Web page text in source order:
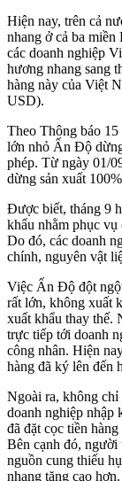
Hiện nay, trên cả
nhang ở cả ba
các doanh nghiệp
hương nhang sang
hàng này của Việt
USD).
Theo Thông báo
lớn nhỏ Ấn Độ
phép. Từ ngày 01/
dừng sản xuất
Được biết, tháng 9
khẩu nhằm phục
Do đó, các doanh
chính, nguyên vật
Việc Ấn Độ đột
rất lớn, không xuất
xuất khẩu thay thế.
trực tiếp tới doanh
công nhân. Hiện
hàng đã ký lên đến
Ngoài ra, không chỉ
doanh nghiệp nhập
đã đặt cọc tiền
Bên cạnh đó,
nguồn cung thiếu
nhang tăng cao hơn.